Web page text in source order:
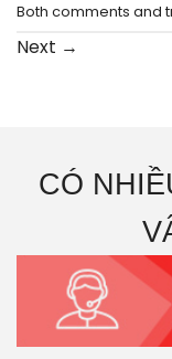
Both comments and
Next →
CÓ